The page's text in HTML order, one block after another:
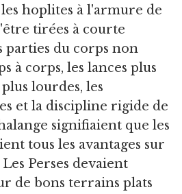
hoplites à l'armure de
tirées à courte
parties du corps non
à corps, les lances plus
lourdes, les
et la discipline rigide de
signifiaient que les
tous les avantages sur
Perses devaient
de bons terrains plats